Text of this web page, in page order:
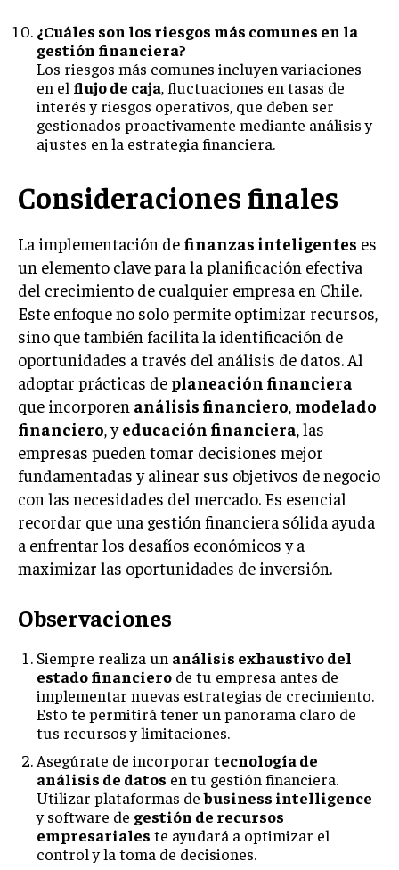
¿Cuáles son los riesgos más comunes en la
gestión financiera?
Los riesgos más comunes incluyen variaciones
en el flujo de caja, fluctuaciones en tasas de
interés y riesgos operativos, que deben ser
gestionados proactivamente mediante análisis y
ajustes en la estrategia financiera.
Consideraciones finales
La implementación de finanzas inteligentes es
un elemento clave para la planificación efectiva
del crecimiento de cualquier empresa en Chile.
Este enfoque no solo permite optimizar recursos,
sino que también facilita la identificación de
oportunidades a través del análisis de datos. Al
adoptar prácticas de planeación financiera
que incorporen análisis financiero, modelado
financiero, yeducación financiera, las
empresas pueden tomar decisiones mejor
fundamentadas y alinear sus objetivos de negocio
con las necesidades del mercado. Es esencial
recordar que una gestión financiera sólida ayuda
a enfrentar los desafíos económicos y a
maximizar las oportunidades de inversión.
Observaciones
Siempre realiza un análisis exhaustivo del
estado financiero de tu empresa antes de
implementar nuevas estrategias de crecimiento.
Esto te permitirá tener un panorama claro de
tus recursos y limitaciones.
Asegúrate de incorporar tecnología de
análisis de datos en tu gestión financiera.
Utilizar plataformas debusiness intelligence
y software de gestión de recursos
empresariales te ayudará a optimizar el
control y la toma de decisiones.